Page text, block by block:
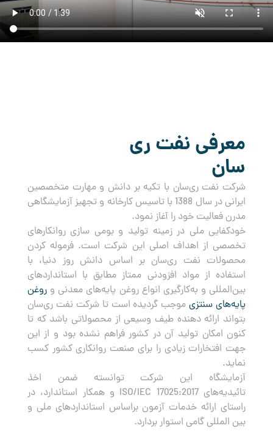
معرفی نفت ری
سان
شرکت نفت ری‌سان با تکیه بر دانش و مهارت متخصصین
ایرانی در سال 1388 با تاسیس کارخانه و تجهیز آزمایشگاهی
مدرن فعالیت خود را آغاز نمود.
خودکفایی ملی در زمینه تولید و بومی سازی روانکارهای
تخصصی از اهداف اصلی این شرکت است. فرموله کردن
محصولات نفت ری‌سان بر اساس دانش روز دنیا، با
استفاده از مواد افزودنی ممتاز مطابق با استانداردهای
بین‌المللی و به‌کارگیری انواع روغن پایه‌های معدنی وروغن
پایه‌های سنتزیموجب گردیده است تا شرکت نفت ری‌سان
بتواند ارائه دهنده طیف وسیعی از محصولاتی باشد که تا
کنون امکان تولید آن در کشور فراهم نشده بود و از این
جهت افتخارات زیادی را برای صنعت روانکاری کشور کسب
نماید.
آزمایشگاه این شرکت توانسته ضمن اخذ
تائیدیه‌های ISO/IEC 17025:2017 و همکار استاندارد، در
راستای ارائه خدمات آزمون براساس استانداردهای ملی و
بین المللی گامی استوار بردارد.